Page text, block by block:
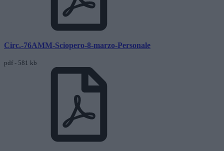
Circ.-76AMM-Sciopero-8-marzo-Personale
pdf - 581 kb